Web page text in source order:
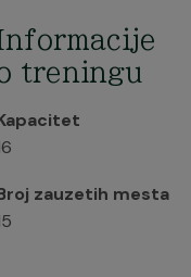
treningu
zauzetih mesta